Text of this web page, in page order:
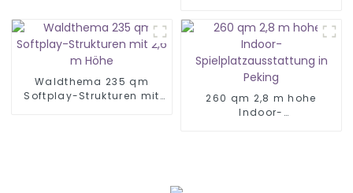
Waldthema 235 qm
Softplay-Strukturen mit
260 qm 2,8 m hohe
Indoor-